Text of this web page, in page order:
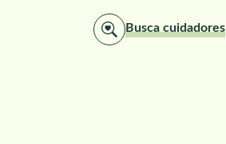
Busca cuidadores